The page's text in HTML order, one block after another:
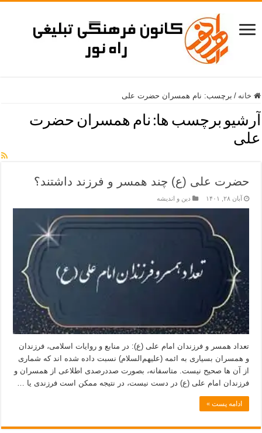
خانه / برچسب: نام همسران حضرت علی
آرشیو برچسب ها: نام همسران حضرت
علی
حضرت علی (ع) چند همسر و فرزند داشتند؟
آبان ۲۸, ۱۴۰۱ دین و اندیشه
تعداد همسر و فرزندان امام علی (ع): در منابع و روایات اسلامی، فرزندان
و همسران بسیاری به ائمه (علیهم‌السلام) نسبت داده شده اند که شماری
از آن ها صحیح نیست. متاسفانه، بصورت صددرصدی اطلاعی از همسران و
فرزندان امام علی (ع) در دست نیست، در نتیجه ممکن است فرزندی یا …
ادامه پست »